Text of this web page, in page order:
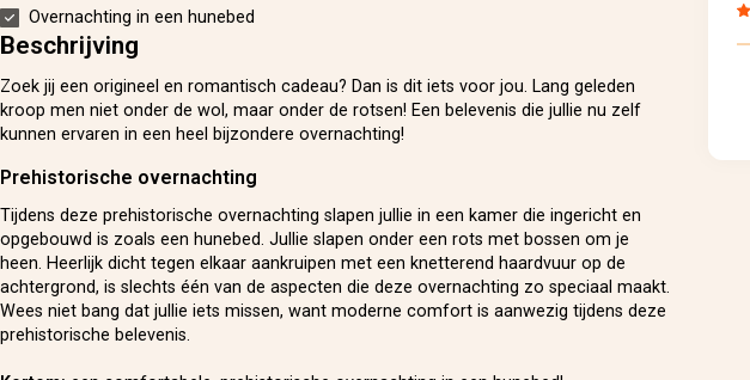
Overnachting in een hunebed
Beschrijving
Zoek jij een origineel en romantisch cadeau? Dan is dit iets voor jou. Lang geleden
kroop men niet onder de wol, maar onder de rotsen! Een belevenis die jullie nu zelf
kunnen ervaren in een heel bijzondere overnachting!
Prehistorische overnachting
Tijdens deze prehistorische overnachting slapen jullie in een kamer die ingericht en
opgebouwd is zoals een hunebed. Jullie slapen onder een rots met bossen om je
heen. Heerlijk dicht tegen elkaar aankruipen met een knetterend haardvuur op de
achtergrond, is slechts één van de aspecten die deze overnachting zo speciaal maakt.
Wees niet bang dat jullie iets missen, want moderne comfort is aanwezig tijdens deze
prehistorische belevenis.